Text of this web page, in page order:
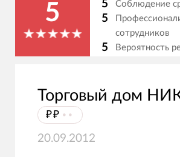
5 5 Соблюдение
5
сотрудников
5 Вероятность
Торговый дом
₽₽ ⦁⦁
20.09.2012